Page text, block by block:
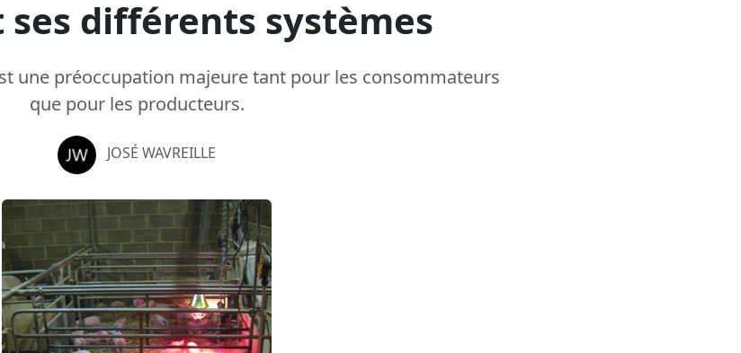
différents systèmes
une préoccupation majeure tant pour les consommateurs
que pour les producteurs.
JOSÉ WAVREILLE